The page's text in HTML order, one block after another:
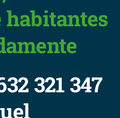
habitantes
321 347